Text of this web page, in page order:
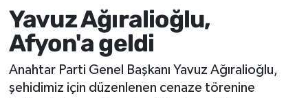
Yavuz Ağıralioğlu,
Afyon'a geldi
Anahtar Parti Genel Başkanı Yavuz Ağıralioğlu,
şehidimiz için düzenlenen cenaze törenine
Sağlık
Eğitim
Sivil Toplum